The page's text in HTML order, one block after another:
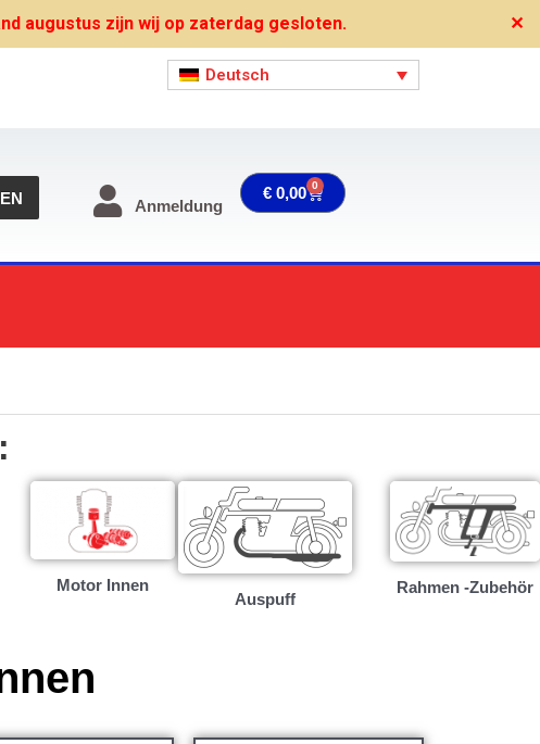
augustus zijn wij op zaterdag gesloten. ✕
Deutsch
Anmeldung
€ 0,00 0 Warenkorb
Motor Innen
Auspuff
Rahmen -Zubehör